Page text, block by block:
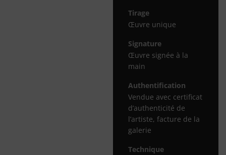
Tirage
Œuvre unique
Signature
Œuvre signée à la
main
Authentification
Vendue avec certificat
d’authenticité de
l’artiste, facture de la
galerie
Technique